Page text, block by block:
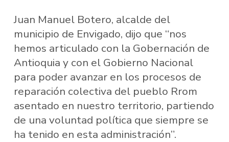
Juan Manuel Botero, alcalde del
municipio de Envigado, dijo que “nos
hemos articulado con la Gobernación de
Antioquia y con el Gobierno Nacional
para poder avanzar en los procesos de
reparación colectiva del pueblo Rrom
asentado en nuestro territorio, partiendo
de una voluntad política que siempre se
ha tenido en esta administración”.